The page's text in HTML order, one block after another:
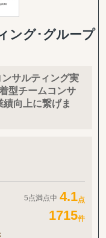
ング･グループ
サルティング実
型チームコンサ
向上に繋げま
5点満点中 4.1点
1715件